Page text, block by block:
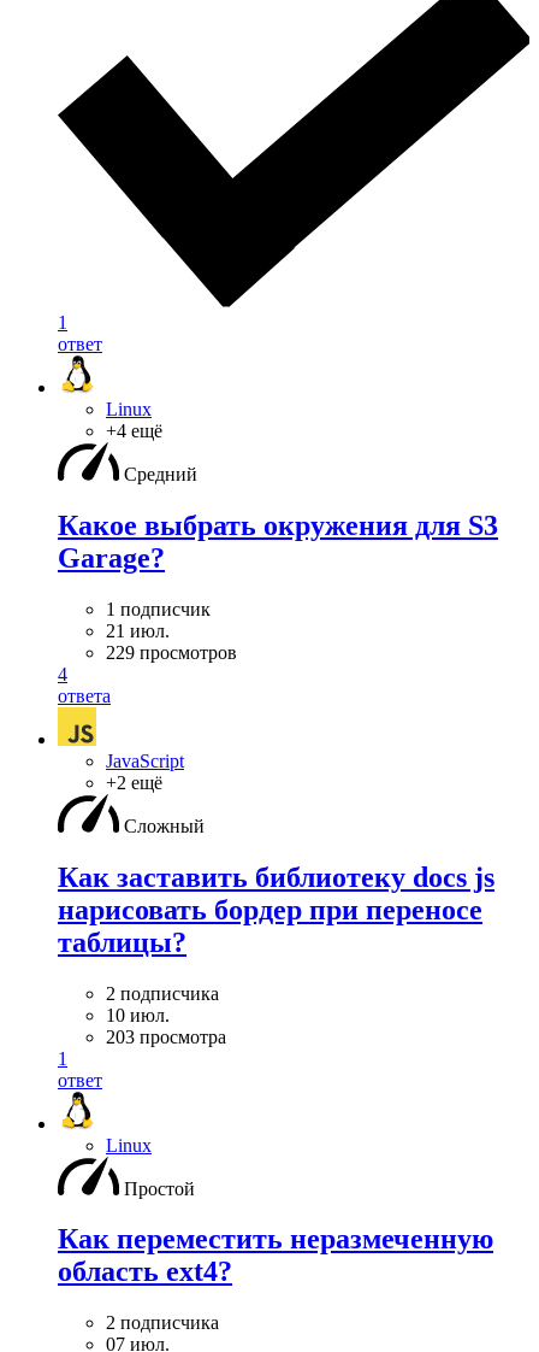
1
ответ
Linux
+4 ещё
Средний
Какое выбрать окружения для S3
Garage?
1 подписчик
21 июл.
229 просмотров
4
ответа
JavaScript
+2 ещё
Сложный
Как заставить библиотеку docs js
нарисовать бордер при переносе
таблицы?
2 подписчика
10 июл.
203 просмотра
1
ответ
Linux
Простой
Как переместить неразмеченную
область ext4?
2 подписчика
07 июл.